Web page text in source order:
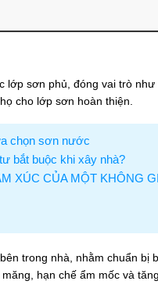
sơn phủ, đóng vai trò
cho lớp sơn hoàn thiện.
chọn sơn nước
bắt buộc khi xây nhà?
XÚC CỦA MỘT KHÔNG
trong nhà, nhằm chuẩn bị
hạn chế ẩm mốc và